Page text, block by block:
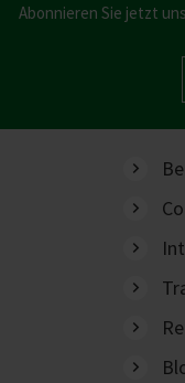
Abonnieren Sie jetzt